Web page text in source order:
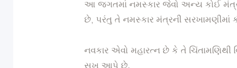
આ જગતમાં નમસ્કાર જેવો અન્ય કોઈ મંત્ર
છે, પરંતુ તે નમસ્કાર મંત્રની સરખામણીમાં
નવકાર એવો મહારત્ન છે કે તે
સુખ આપે છે.